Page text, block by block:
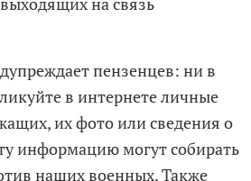
пензенцев: ни в
в интернете личные
их фото или сведения о
информацию могут собирать
наших военных. Также